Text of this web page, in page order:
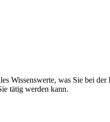
Wissenswerte, was Sie bei
tätig werden kann.